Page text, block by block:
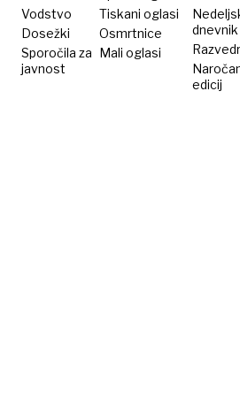
Vodstvo
Dosežki
Sporočila za
javnost
Tiskani oglasi
Osmrtnice
Mali oglasi
dnevnik
edicij